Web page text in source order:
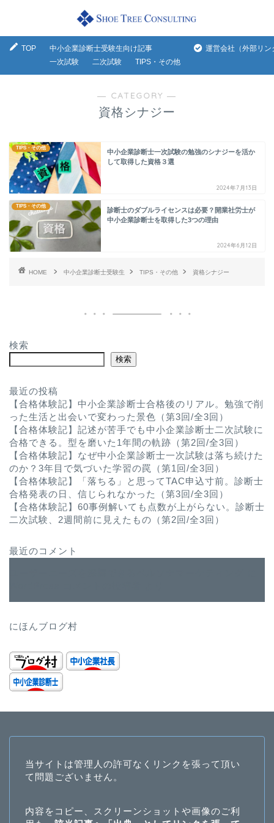
TOP
中小企業診断士受験生向け記事
一次試験
二次試験 TIPS・その他
運営会社（外部リン
― CATEGORY ―
資格シナジー
TIPS・その他
中小企業診断士一次試験の勉強のシナジーを活か
して取得した資格３選
2024年7月13日
TIPS・その他
診断士のダブルライセンスは必要？開業社労士が
中小企業診断士を取得した3つの理由
2024年6月12日
HOME 中小企業診断士受験生 TIPS・その他 資格シナジー
検索
検索
最近の投稿
【合格体験記】中小企業診断士合格後のリアル。勉強で削
った生活と出会いで変わった景色（第3回/全3回）
【合格体験記】記述が苦手でも中小企業診断士二次試験に
合格できる。型を磨いた1年間の軌跡（第2回/全3回）
【合格体験記】なぜ中小企業診断士一次試験は落ち続けた
のか？3年目で気づいた学習の罠（第1回/全3回）
【合格体験記】「落ちる」と思ってTAC申込寸前。診断士
合格発表の日、信じられなかった（第3回/全3回）
【合格体験記】60事例解いても点数が上がらない。診断士
二次試験、2週間前に見えたもの（第2回/全3回）
最近のコメント
にほんブログ村
当サイトは管理人の許可なくリンクを張って頂い
て問題ございません。
内容をコピー、スクリーンショットや画像のご利